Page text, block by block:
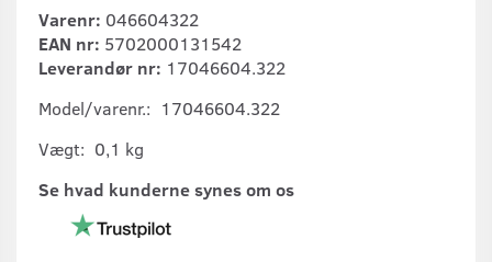
Varenr: 046604322
EAN nr: 5702000131542
Leverandør nr: 17046604.322
Model/varenr.: 17046604.322
Vægt: 0,1 kg
Se hvad kunderne synes om os